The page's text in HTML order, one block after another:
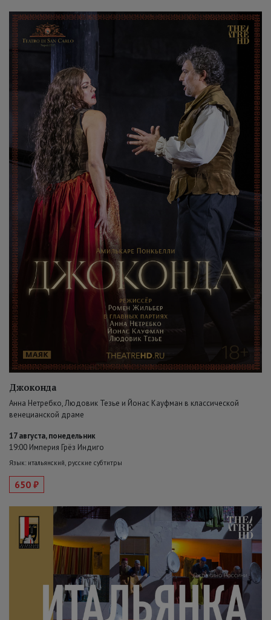
Джоконда
Анна Нетребко, Людовик Тезье и Йонас Кауфман в классической
венецианской драме
17 августа, понедельник
19:00 Империя Грёз Индиго
Язык: итальянский, русские субтитры
650 ₽